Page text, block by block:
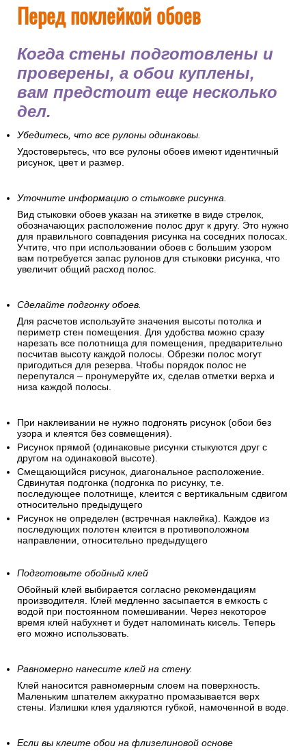
Перед поклейкой обоев
Когда стены подготовлены и
проверены, а обои куплены,
вам предстоит еще несколько
дел.
Убедитесь, что все рулоны одинаковы.
Удостоверьтесь, что все рулоны обоев имеют идентичный
рисунок, цвет и размер.
Уточните информацию о стыковке рисунка.
Вид стыковки обоев указан на этикетке в виде стрелок,
обозначающих расположение полос друг к другу. Это нужно
для правильного совпадения рисунка на соседних полосах.
Учтите, что при использовании обоев с большим узором
вам потребуется запас рулонов для стыковки рисунка, что
увеличит общий расход полос.
Сделайте подгонку обоев.
Для расчетов используйте значения высоты потолка и
периметр стен помещения. Для удобства можно сразу
нарезать все полотнища для помещения, предварительно
посчитав высоту каждой полосы. Обрезки полос могут
пригодиться для резерва. Чтобы порядок полос не
перепутался – пронумеруйте их, сделав отметки верха и
низа каждой полосы.
При наклеивании не нужно подгонять рисунок (обои без
узора и клеятся без совмещения).
Рисунок прямой (одинаковые рисунки стыкуются друг с
другом на одинаковой высоте).
Смещающийся рисунок, диагональное расположение.
Сдвинутая подгонка (подгонка по рисунку, т.е.
последующее полотнище, клеится с вертикальным сдвигом
относительно предыдущего
Рисунок не определен (встречная наклейка). Каждое из
последующих полотен клеится в противоположном
направлении, относительно предыдущего
Подготовьте обойный клей
Обойный клей выбирается согласно рекомендациям
производителя. Клей медленно засыпается в емкость с
водой при постоянном помешивании. Через некоторое
время клей набухнет и будет напоминать кисель. Теперь
его можно использовать.
Равномерно нанесите клей на стену.
Клей наносится равномерным слоем на поверхность.
Маленьким шпателем аккуратно промазывается верх
стены. Излишки клея удаляются губкой, намоченной в воде.
Если вы клеите обои на флизелиновой основе